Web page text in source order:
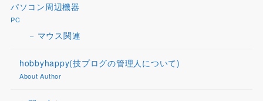
パソコン周辺機器
PC
マウス関連
hobbyhappy(技プログの管理人について)
About Author